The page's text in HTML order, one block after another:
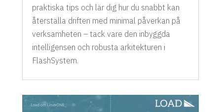
praktiska tips och lär dig hur du snabbt kan
återställa driften med minimal påverkan på
verksamheten – tack vare den inbyggda
intelligensen och robusta arkitekturen i
FlashSystem.